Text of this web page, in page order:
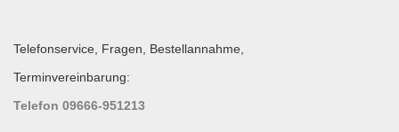
Telefonservice, Fragen, Bestellannahme,
Terminvereinbarung:
Telefon 09666-951213